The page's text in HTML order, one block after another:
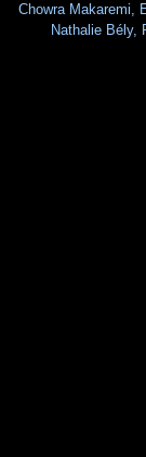
Chowra Makaremi,
Nathalie Bély,